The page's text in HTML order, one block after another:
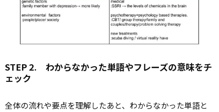
STEP 2. わからなかった単語やフレーズの意味をチ
ェック
全体の流れや要点を理解したあと、わからなかった単語と